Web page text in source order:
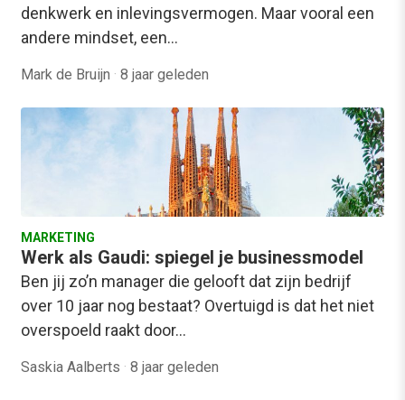
denkwerk en inlevingsvermogen. Maar vooral een
andere mindset, een…
Mark de Bruijn · 8 jaar geleden
MARKETING
Werk als Gaudi: spiegel je businessmodel
Ben jij zo’n manager die gelooft dat zijn bedrijf
over 10 jaar nog bestaat? Overtuigd is dat het niet
overspoeld raakt door…
Saskia Aalberts · 8 jaar geleden